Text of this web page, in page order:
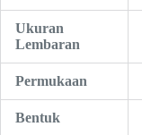
Ukuran
Lembaran
Permukaan
Bentuk